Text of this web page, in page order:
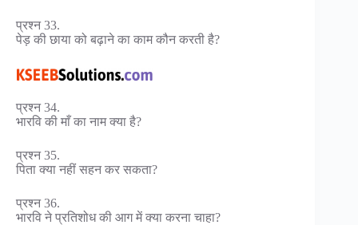
प्रश्न 33.
पेड़ की छाया को बढ़ाने का काम कौन करती है?
प्रश्न 34.
भारवि की माँ का नाम क्या है?
प्रश्न 35.
पिता क्या नहीं सहन कर सकता?
प्रश्न 36.
भारवि ने प्रतिशोध की आग में क्या करना चाहा?